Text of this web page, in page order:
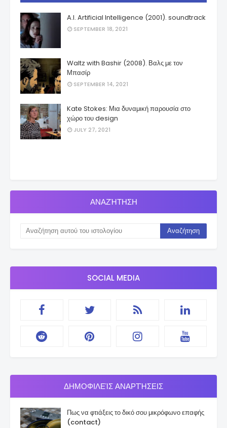
A.I. Artificial Intelligence (2001). soundtrack
SEPTEMBER 18, 2021
Waltz with Bashir (2008). Βαλς με τον
Μπασίρ
SEPTEMBER 14, 2021
Kate Stokes: Μια δυναμική παρουσία στο
χώρο του design
JULY 27, 2021
ΑΝΑΖΉΤΗΣΗ
SOCIAL MEDIA
ΔΗΜΟΦΙΛΕΊΣ ΑΝΑΡΤΉΣΕΙΣ
Πως να φτιάξεις το δικό σου μικρόφωνο επαφής
(contact)